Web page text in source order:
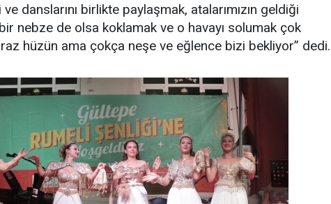
danslarını birlikte paylaşmak, atalarımızın geldiği
nebze de olsa koklamak ve o havayı solumak çok
hüzün ama çokça neşe ve eğlence bizi bekliyor” dedi.